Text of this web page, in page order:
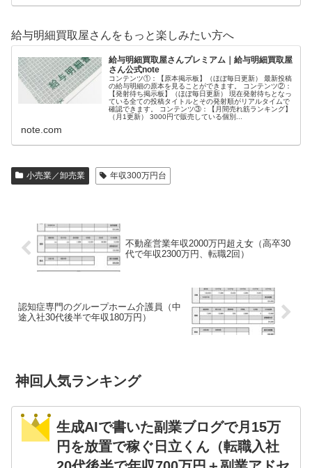
給与明細買取屋さんをもっと楽しみたい方へ
給与明細買取屋さんプレミアム｜給与明細買取屋
さん公式note
コンテンツ①：【原本掲示板】（ほぼ毎日更新） 最新投稿
の給与明細の原本を見ることができます。 コンテンツ②：
【発射待ち掲示板】（ほぼ毎日更新） 現在発射待ちとなっ
ている全ての投稿タイトルとその発射順がリアルタイムで
確認できます。 コンテンツ③：【月間売れ筋ランキング】
（月1更新） 3000円で販売している個別...
note.com
小売業／卸売業 年収300万円台
不動産営業年収2000万円超え女（高卒30
代で年収2300万円、転職2回）
認知症専門のグループホーム介護員（中
途入社30代後半で年収180万円）
神回人気ランキング
生成AIで書いた副業ブログで月15万
円を放置で稼ぐ日立くん（転職入社